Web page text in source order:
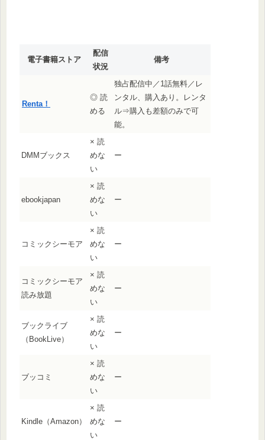
電子書籍ストア
配信
状況
備考
Renta！
◎ 読
める
独占配信中／1話無料／レ
ンタル、購入あり。レンタ
ル⇒購入も差額のみで可
能。
DMMブックス
× 読
めな
い
ー
ebookjapan
× 読
めな
い
ー
コミックシーモア
× 読
めな
い
ー
コミックシーモア
読み放題
× 読
めな
い
ー
ブックライブ
（BookLive）
× 読
めな
い
ー
ブッコミ
× 読
めな
い
ー
Kindle（Amazon）
× 読
めな
い
ー